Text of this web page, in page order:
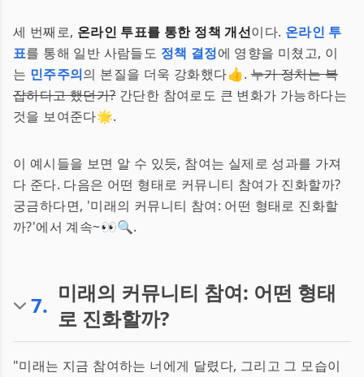
세 번째로, 온라인 투표를 통한 정책 개선이다. 온라인 투
표를 통해 일반 사람들도 정책 결정에 영향을 미쳤고, 이
는 민주주의의 본질을 더욱 강화했다👍.누가 정치는 복
잡하다고 했던가?간단한 참여로도 큰 변화가 가능하다는
것을 보여준다🌟.
이 예시들을 보면 알 수 있듯, 참여는 실제로 성과를 가져
다 준다. 다음은 어떤 형태로 커뮤니티 참여가 진화할까?
궁금하다면, '미래의 커뮤니티 참여: 어떤 형태로 진화할
까?'에서 계속~👀🔍.
7. 미래의 커뮤니티 참여: 어떤 형태
로 진화할까?
"미래는 지금 참여하는 너에게 달렸다, 그리고 그 모습이